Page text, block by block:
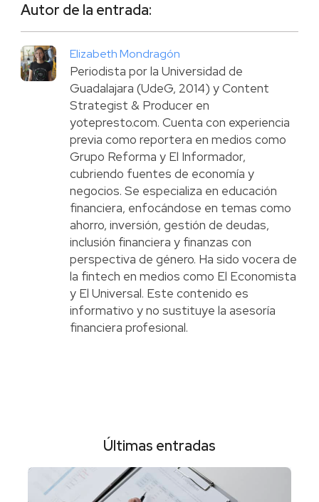
Autor de la entrada:
Elizabeth Mondragón
Periodista por la Universidad de
Guadalajara (UdeG, 2014) y Content
Strategist & Producer en
yotepresto.com. Cuenta con experiencia
previa como reportera en medios como
Grupo Reforma y El Informador,
cubriendo fuentes de economía y
negocios. Se especializa en educación
financiera, enfocándose en temas como
ahorro, inversión, gestión de deudas,
inclusión financiera y finanzas con
perspectiva de género. Ha sido vocera de
la fintech en medios como El Economista
y El Universal. Este contenido es
informativo y no sustituye la asesoría
financiera profesional.
Últimas entradas